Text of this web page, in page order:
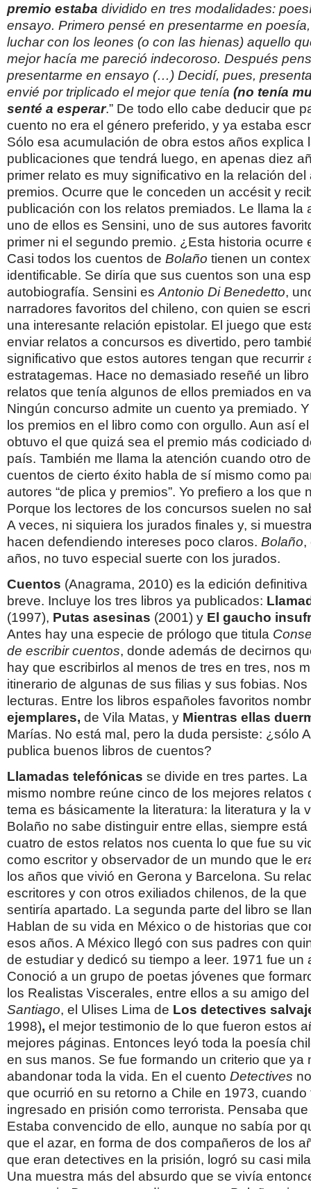
premio estaba dividido en tres modalidades:
ensayo. Primero pensé en presentarme en
luchar con los leones (o con las hienas) aquello
mejor hacía me pareció indecoroso. Después
presentarme en ensayo (…) Decidí, pues,
envié por triplicado el mejor que tenía (no tenía
senté a esperar.” De todo ello cabe deducir que
cuento no era el género preferido, y ya estaba
Sólo esa acumulación de obra estos años explica
publicaciones que tendrá luego, en apenas diez
primer relato es muy significativo en la relación del
premios. Ocurre que le conceden un accésit y
publicación con los relatos premiados. Le llama la
uno de ellos es Sensini, uno de sus autores
primer ni el segundo premio. ¿Esta historia ocurre
Casi todos los cuentos de Bolaño tienen un
identificable. Se diría que sus cuentos son una
autobiografía. Sensini es Antonio Di Benedetto,
narradores favoritos del chileno, con quien se
una interesante relación epistolar. El juego que
enviar relatos a concursos es divertido, pero
significativo que estos autores tengan que recurrir
estratagemas. Hace no demasiado reseñé un
relatos que tenía algunos de ellos premiados en
Ningún concurso admite un cuento ya premiado.
los premios en el libro como con orgullo. Aun así
obtuvo el que quizá sea el premio más codiciado
país. También me llama la atención cuando otro
cuentos de cierto éxito habla de sí mismo como
autores “de plica y premios”. Yo prefiero a los que
Porque los lectores de los concursos suelen no
A veces, ni siquiera los jurados finales y, si
hacen defendiendo intereses poco claros. Bolaño,
años, no tuvo especial suerte con los jurados.
Cuentos (Anagrama, 2010) es la edición
breve. Incluye los tres libros ya publicados:
(1997), Putas asesinas (2001) y El gaucho
Antes hay una especie de prólogo que titula
de escribir cuentos, donde además de decirnos
hay que escribirlos al menos de tres en tres, nos
itinerario de algunas de sus filias y sus fobias.
lecturas. Entre los libros españoles favoritos
ejemplares, de Vila Matas, y Mientras ellas
Marías. No está mal, pero la duda persiste: ¿sólo
publica buenos libros de cuentos?
Llamadas telefónicas se divide en tres partes.
mismo nombre reúne cinco de los mejores relatos
tema es básicamente la literatura: la literatura y la
Bolaño no sabe distinguir entre ellas, siempre
cuatro de estos relatos nos cuenta lo que fue su
como escritor y observador de un mundo que le
los años que vivió en Gerona y Barcelona. Su
escritores y con otros exiliados chilenos, de la que
sentiría apartado. La segunda parte del libro se
Hablan de su vida en México o de historias que
esos años. A México llegó con sus padres con
de estudiar y dedicó su tiempo a leer. 1971 fue un
Conoció a un grupo de poetas jóvenes que
los Realistas Viscerales, entre ellos a su amigo
Santiago, el Ulises Lima de Los detectives
1998), el mejor testimonio de lo que fueron estos
mejores páginas. Entonces leyó toda la poesía
en sus manos. Se fue formando un criterio que ya
abandonar toda la vida. En el cuento Detectives
que ocurrió en su retorno a Chile en 1973,
ingresado en prisión como terrorista. Pensaba que
Estaba convencido de ello, aunque no sabía por
que el azar, en forma de dos compañeros de los
que eran detectives en la prisión, logró su casi
Una muestra más del absurdo que se vivía